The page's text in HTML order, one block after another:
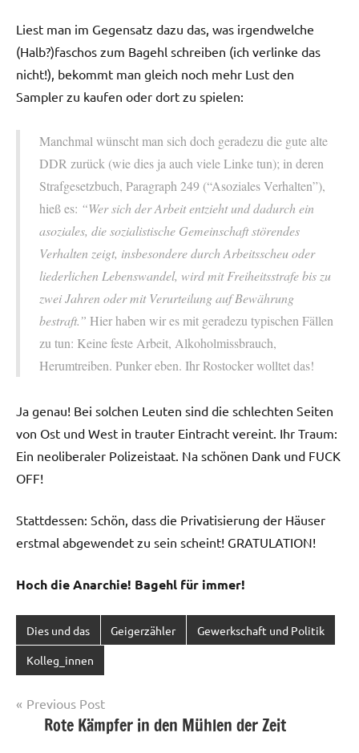
Liest man im Gegensatz dazu das, was irgendwelche
(Halb?)faschos zum Bagehl schreiben (ich verlinke das
nicht!), bekommt man gleich noch mehr Lust den
Sampler zu kaufen oder dort zu spielen:
Manchmal wünscht man sich doch geradezu die gute alte
DDR zurück (wie dies ja auch viele Linke tun); in deren
Strafgesetzbuch, Paragraph 249 (“Asoziales Verhalten”),
hieß es: “Wer sich der Arbeit entzieht und dadurch ein
asoziales, die sozialistische Gemeinschaft störendes
Verhalten zeigt, insbesondere durch Arbeitsscheu oder
liederlichen Lebenswandel, wird mit Freiheitsstrafe bis zu
zwei Jahren oder mit Verurteilung auf Bewährung
bestraft.” Hier haben wir es mit geradezu typischen Fällen
zu tun: Keine feste Arbeit, Alkoholmissbrauch,
Herumtreiben. Punker eben. Ihr Rostocker wolltet das!
Ja genau! Bei solchen Leuten sind die schlechten Seiten
von Ost und West in trauter Eintracht vereint. Ihr Traum:
Ein neoliberaler Polizeistaat. Na schönen Dank und FUCK
OFF!
Stattdessen: Schön, dass die Privatisierung der Häuser
erstmal abgewendet zu sein scheint! GRATULATION!
Hoch die Anarchie! Bagehl für immer!
Dies und das Geigerzähler Gewerkschaft und Politik
Kolleg_innen
Post
navigation
Previous Post
Rote Kämpfer in den Mühlen der Zeit